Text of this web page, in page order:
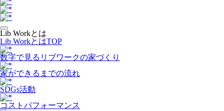
Lib Workとは
Lib WorkとはTOP
数字で⾒るリブワークの家づくり
家ができるまでの流れ
SDGs活動
コストパフォーマンス